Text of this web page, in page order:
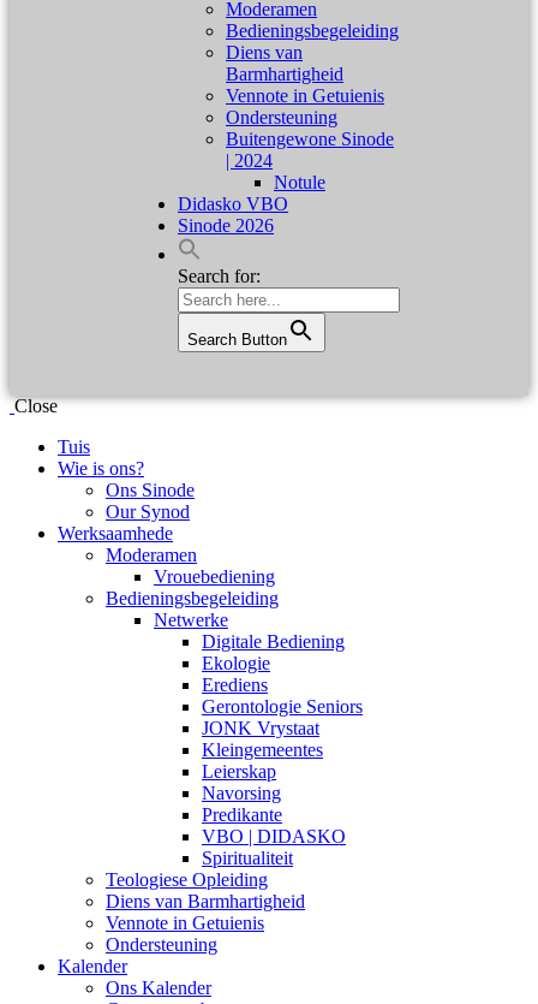
Moderamen
Bedieningsbegeleiding
Diens van
Barmhartigheid
Vennote in Getuienis
Ondersteuning
Buitengewone Sinode
| 2024
Notule
Didasko VBO
Sinode 2026
Search for:
Search Button
Close
Tuis
Wie is ons?
Ons Sinode
Our Synod
Werksaamhede
Moderamen
Vrouebediening
Bedieningsbegeleiding
Netwerke
Digitale Bediening
Ekologie
Erediens
Gerontologie Seniors
JONK Vrystaat
Kleingemeentes
Leierskap
Navorsing
Predikante
VBO | DIDASKO
Spiritualiteit
Teologiese Opleiding
Diens van Barmhartigheid
Vennote in Getuienis
Ondersteuning
Kalender
Ons Kalender